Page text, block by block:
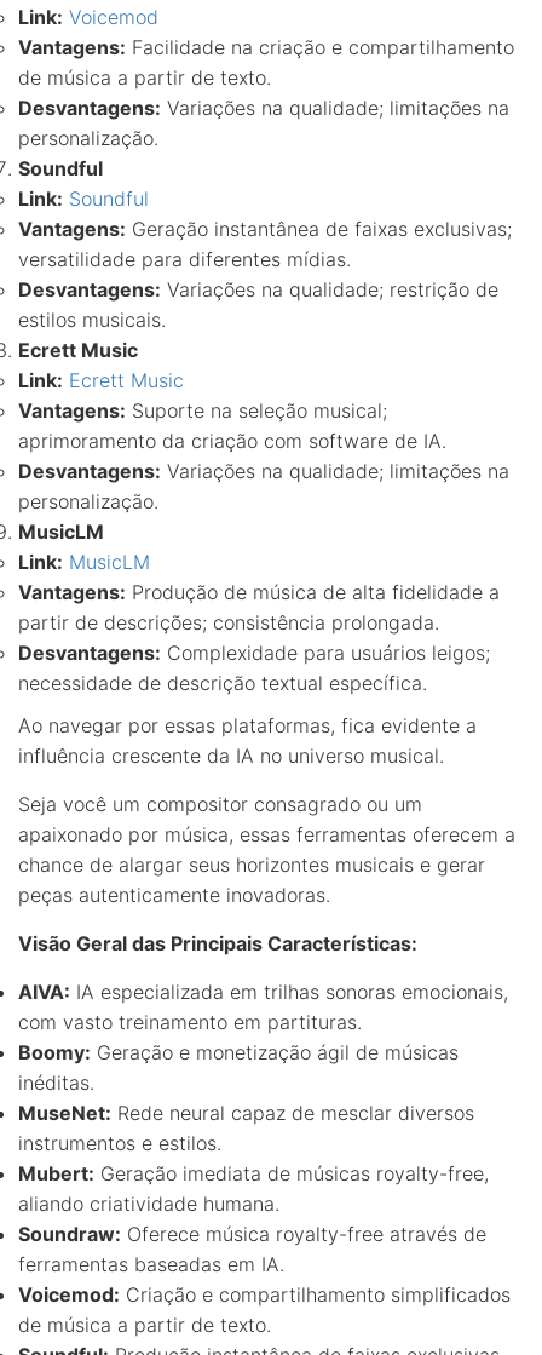
Link: Voicemod
Vantagens: Facilidade na criação e compartilhamento
de música a partir de texto.
Desvantagens: Variações na qualidade; limitações na
personalização.
Soundful
Link: Soundful
Vantagens: Geração instantânea de faixas exclusivas;
versatilidade para diferentes mídias.
Desvantagens: Variações na qualidade; restrição de
estilos musicais.
Ecrett Music
Link: Ecrett Music
Vantagens: Suporte na seleção musical;
aprimoramento da criação com software de IA.
Desvantagens: Variações na qualidade; limitações na
personalização.
MusicLM
Link: MusicLM
Vantagens: Produção de música de alta fidelidade a
partir de descrições; consistência prolongada.
Desvantagens: Complexidade para usuários leigos;
necessidade de descrição textual específica.
Ao navegar por essas plataformas, fica evidente a
influência crescente da IA no universo musical.
Seja você um compositor consagrado ou um
apaixonado por música, essas ferramentas oferecem a
chance de alargar seus horizontes musicais e gerar
peças autenticamente inovadoras.
Visão Geral das Principais Características:
AIVA: IA especializada em trilhas sonoras emocionais,
com vasto treinamento em partituras.
Boomy: Geração e monetização ágil de músicas
inéditas.
MuseNet: Rede neural capaz de mesclar diversos
instrumentos e estilos.
Mubert: Geração imediata de músicas royalty-free,
aliando criatividade humana.
Soundraw: Oferece música royalty-free através de
ferramentas baseadas em IA.
Voicemod: Criação e compartilhamento simplificados
de música a partir de texto.